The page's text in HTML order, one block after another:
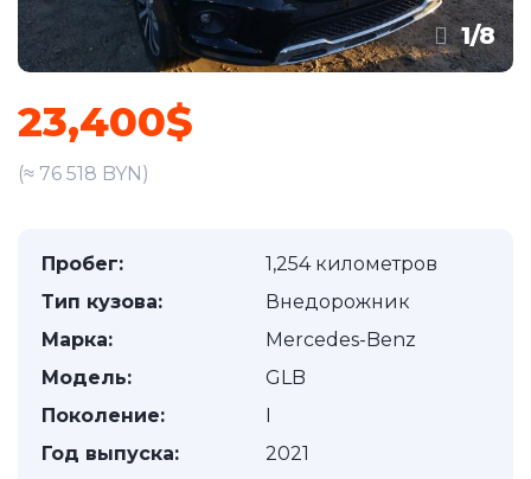
1/8
23,400$
(≈ 76 518 BYN)
Пробег:
1,254 километров
Тип кузова:
Внедорожник
Марка:
Mercedes-Benz
Модель:
GLB
Поколение:
I
Год выпуска:
2021